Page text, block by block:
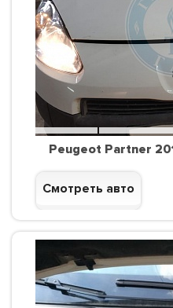
Peugeot Partner
Смотреть авто